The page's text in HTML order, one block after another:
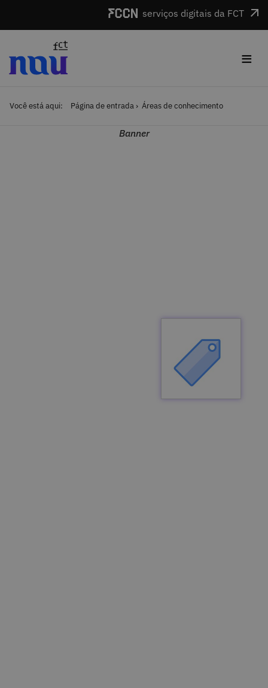
serviços digitais da FCT
≡
Você está aqui: Página de entrada Áreas de conhecimento
Banner